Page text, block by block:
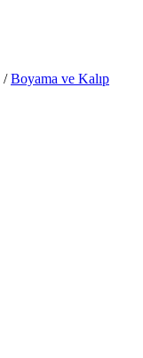
/ Boyama ve Kalıp